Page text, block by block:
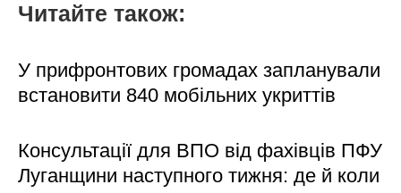
Читайте також:
У прифронтових громадах запланували
встановити 840 мобільних укриттів
Консультації для ВПО від фахівців ПФУ
Луганщини наступного тижня: де й коли